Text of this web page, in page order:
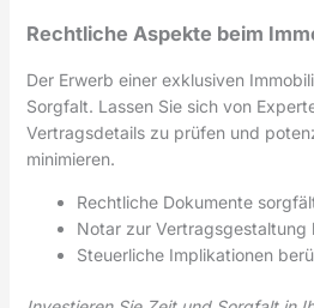
Rechtliche Aspekte beim
Der Erwerb einer exklusiven
Sorgfalt. Lassen Sie sich von
Vertragsdetails zu prüfen und
minimieren.
Rechtliche Dokumente
Notar zur Vertragsgestaltung
Steuerliche Implikationen